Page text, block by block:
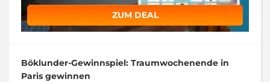
ZUM DEAL
Böklunder-Gewinnspiel: Traumwochenende in
Paris gewinnen